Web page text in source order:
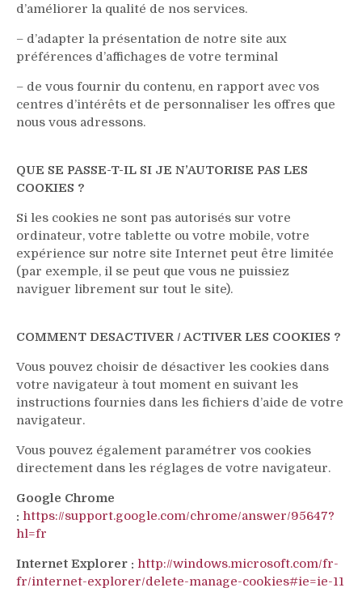
d’améliorer la qualité de nos services.
– d’adapter la présentation de notre site aux
préférences d’affichages de votre terminal
– de vous fournir du contenu, en rapport avec vos
centres d’intérêts et de personnaliser les offres que
nous vous adressons.
QUE SE PASSE-T-IL SI JE N’AUTORISE PAS LES
COOKIES ?
Si les cookies ne sont pas autorisés sur votre
ordinateur, votre tablette ou votre mobile, votre
expérience sur notre site Internet peut être limitée
(par exemple, il se peut que vous ne puissiez
naviguer librement sur tout le site).
COMMENT DESACTIVER / ACTIVER LES COOKIES ?
Vous pouvez choisir de désactiver les cookies dans
votre navigateur à tout moment en suivant les
instructions fournies dans les fichiers d’aide de votre
navigateur.
Vous pouvez également paramétrer vos cookies
directement dans les réglages de votre navigateur.
Google Chrome
: https://support.google.com/chrome/answer/95647?
hl=fr
Internet Explorer : http://windows.microsoft.com/fr-
fr/internet-explorer/delete-manage-cookies#ie=ie-11